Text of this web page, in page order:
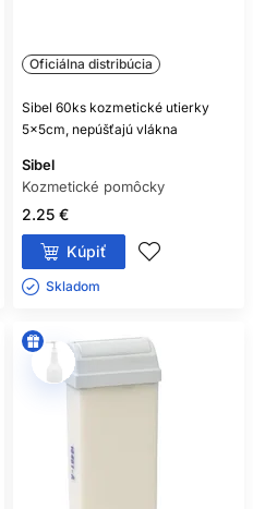
Oficiálna distribúcia
Sibel 60ks kozmetické utierky
5x5cm, nepúšťajú vlákna
Sibel
Kozmetické pomôcky
2.25 €
Kúpiť
Skladom ㅤ